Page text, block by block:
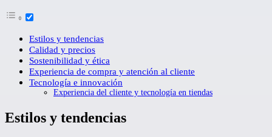
Estilos y tendencias
Calidad y precios
Sostenibilidad y ética
Experiencia de compra y atención al cliente
Tecnología e innovación
Experiencia del cliente y tecnología en tiendas
Estilos y tendencias